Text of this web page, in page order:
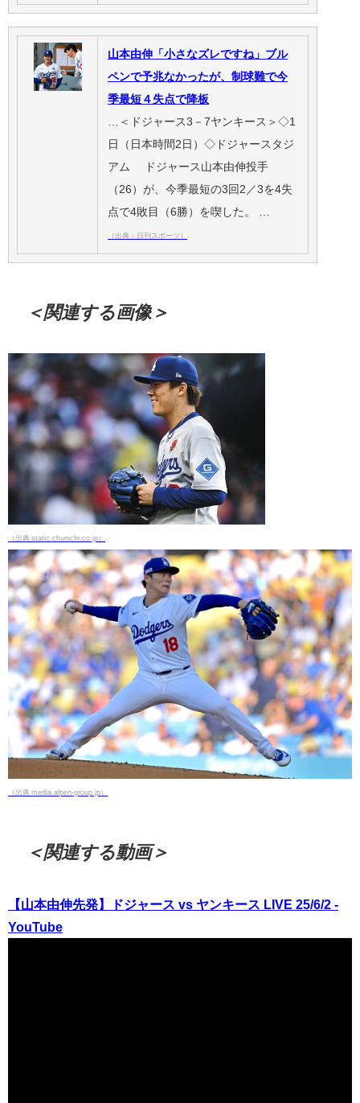
山本由伸「小さなズレですね」ブル
ペンで予兆なかったが、制球難で今
季最短４失点で降板
…＜ドジャース3－7ヤンキース＞◇1
日（日本時間2日）◇ドジャースタジ
アム ドジャース山本由伸投手
（26）が、今季最短の3回2／3を4失
点で4敗目（6勝）を喫した。 …
（出典：日刊スポーツ）
＜関連する画像＞
（出典 static.chunichi.co.jp）
（出典 media.alpen-group.jp）
＜関連する動画＞
【山本由伸先発】ドジャース vs ヤンキース LIVE 25/6/2 -
YouTube